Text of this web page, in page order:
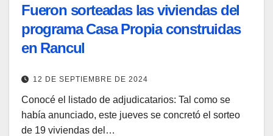
Fueron sorteadas las viviendas del
programa Casa Propia construidas
en Rancul
12 DE SEPTIEMBRE DE 2024
Conocé el listado de adjudicatarios: Tal como se
había anunciado, este jueves se concretó el sorteo
de 19 viviendas del…